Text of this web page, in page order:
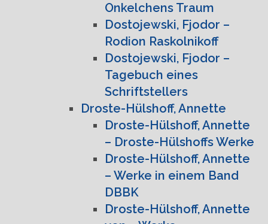
Onkelchens Traum
Dostojewski, Fjodor –
Rodion Raskolnikoff
Dostojewski, Fjodor –
Tagebuch eines
Schriftstellers
Droste-Hülshoff, Annette
Droste-Hülshoff, Annette
– Droste-Hülshoffs Werke
Droste-Hülshoff, Annette
– Werke in einem Band
DBBK
Droste-Hülshoff, Annette